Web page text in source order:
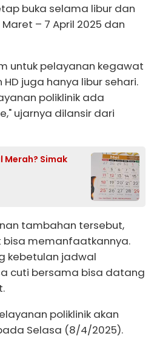
buka selama libur dan
– 7 April 2025 dan
untuk pelayanan kegawat
juga hanya libur sehari.
poliklinik ada
ujarnya dilansir dari
Merah? Simak
tambahan tersebut,
memanfaatkannya.
kebetulan jadwal
cuti bersama bisa datang
poliklinik akan
Selasa (8/4/2025).